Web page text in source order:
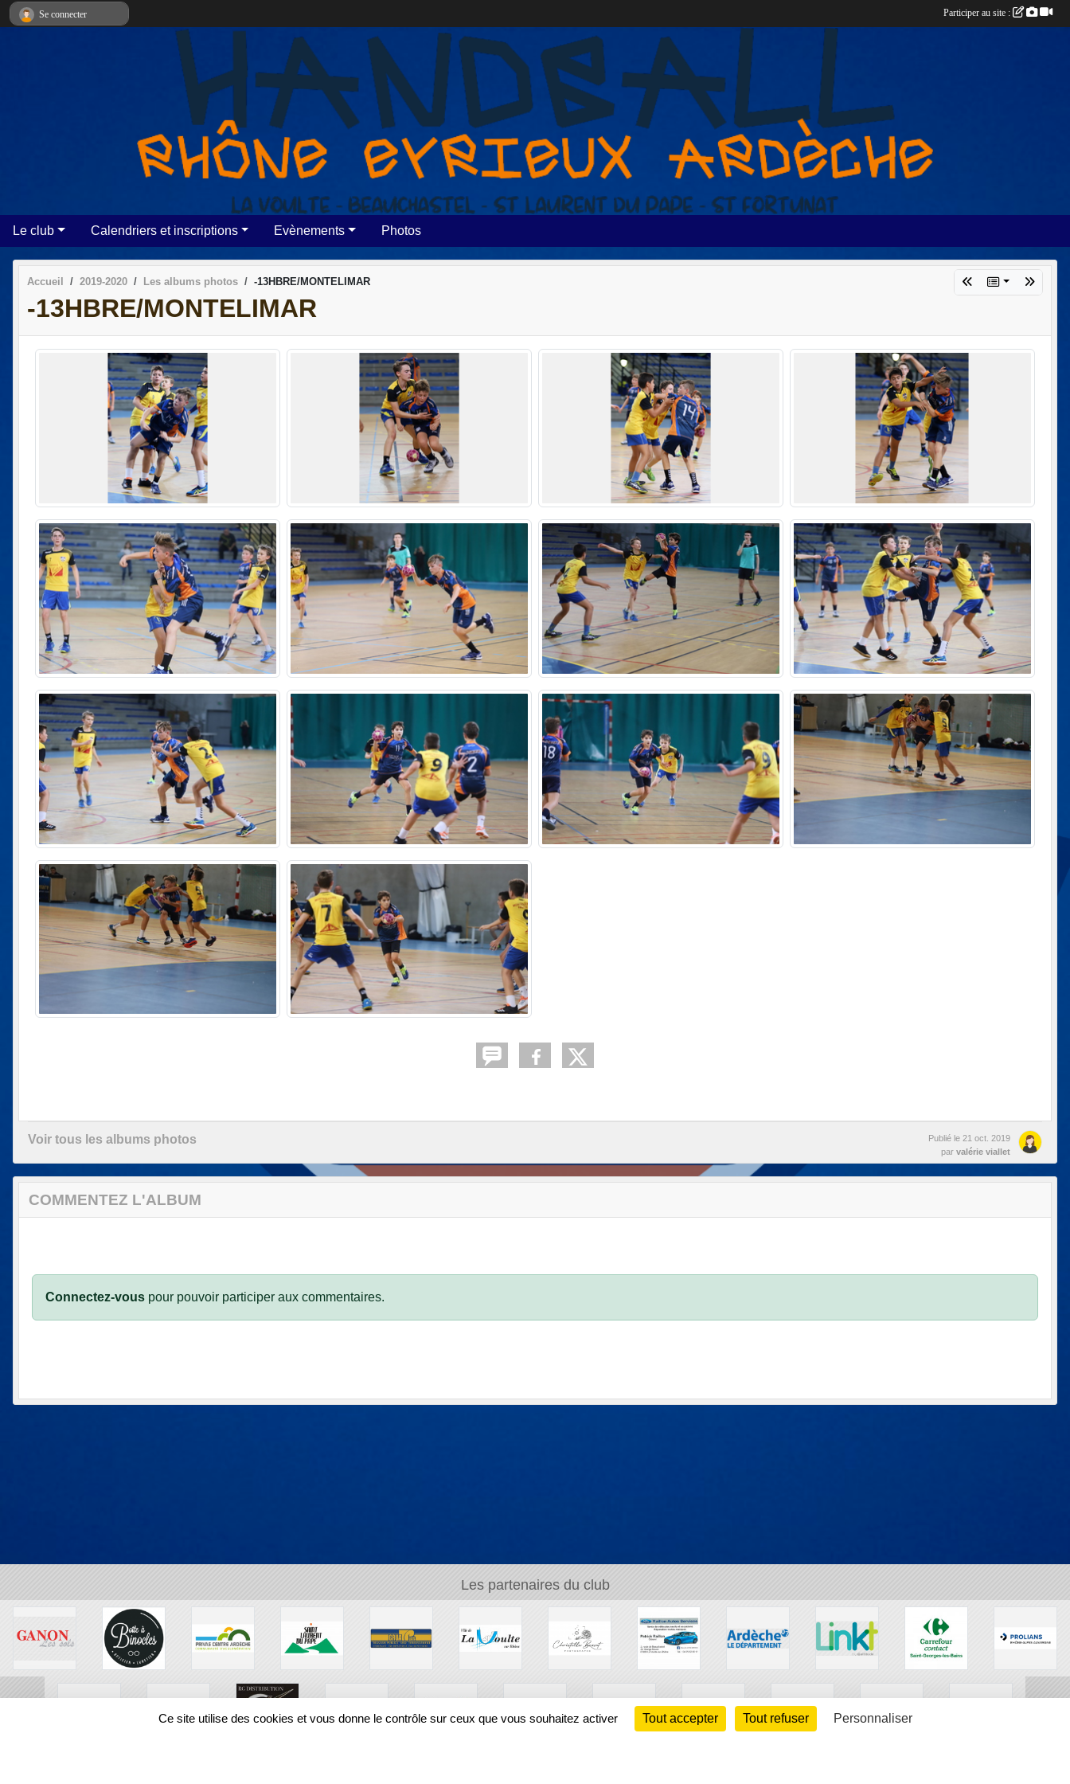
Le club Calendriers et inscriptions Evènements Photos
Accueil 2019-2020 Les albums photos -13HBRE/MONTELIMAR
-13HBRE/MONTELIMAR
Voir tous les albums photos Publié le 21 oct. 2019
par valérie viallet
COMMENTEZ L'ALBUM
Connectez-vous pour pouvoir participer aux commentaires.
Les partenaires du club
Se connecter Participer au site :
Panneau de gestion des cookies
Ce site utilise des cookies et vous donne le contrôle sur ceux que vous souhaitez activer Tout accepter Tout refuser Personnaliser